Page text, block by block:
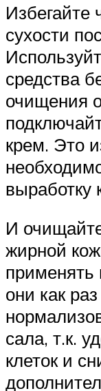
Избегайте
сухости
средства
очищения
крем. Это
выработку
И
жирной
они как
сала, т.к.
клеток и